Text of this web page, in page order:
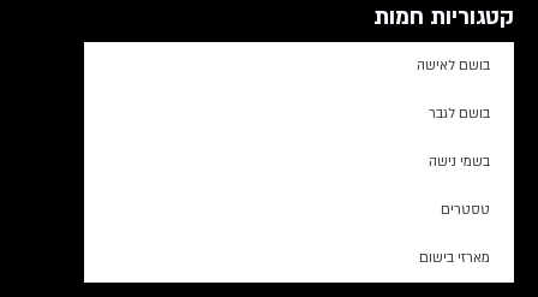
קטגוריות חמות
בושם לאישה
בושם לגבר
בשמי נישה
טסטרים
מארזי בישום